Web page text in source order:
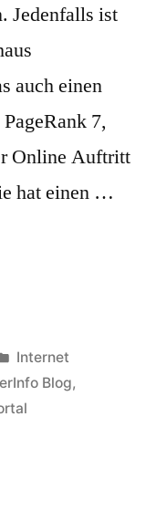
Jedenfalls ist
auch einen
7,
Online Auftritt
hat einen …
Veröffentlicht
in
Internet
Blog,